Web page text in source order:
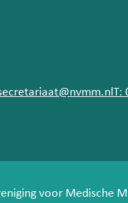
T:
voor Medische